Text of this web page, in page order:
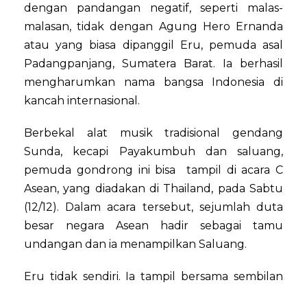
dengan pandangan negatif, seperti malas-
malasan, tidak dengan Agung Hero Ernanda
atau yang biasa dipanggil Eru, pemuda asal
Padangpanjang, Sumatera Barat. Ia berhasil
mengharumkan nama bangsa Indonesia di
kancah internasional.
Berbekal alat musik tradisional gendang
Sunda, kecapi Payakumbuh dan saluang,
pemuda gondrong ini bisa tampil di acara C
Asean, yang diadakan di Thailand, pada Sabtu
(12/12). Dalam acara tersebut, sejumlah duta
besar negara Asean hadir sebagai tamu
undangan dan ia menampilkan Saluang.
Eru tidak sendiri. Ia tampil bersama sembilan